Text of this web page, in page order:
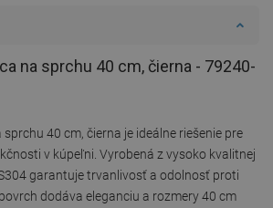
na sprchu 40 cm, čierna - 79240-
40 cm, čierna je ideálne riešenie pre
v kúpeľni. Vyrobená z vysoko kvalitnej
garantuje trvanlivosť a odolnosť proti
dodáva eleganciu a rozmery 40 cm